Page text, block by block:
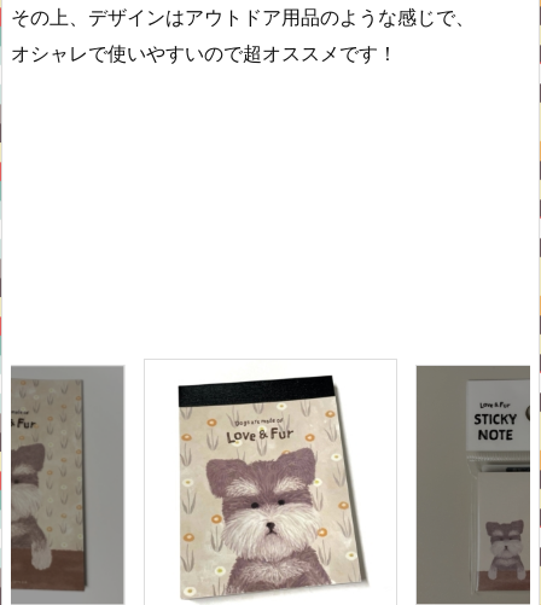
その上、デザインはアウトドア用品のような感じで、
オシャレで使いやすいので超オススメです！